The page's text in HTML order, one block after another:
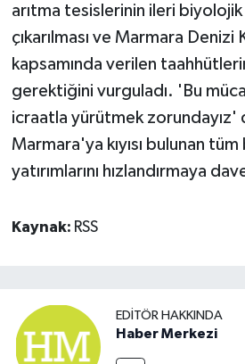
arıtma tesislerinin ileri
çıkarılması ve Marmara Denizi
kapsamında verilen
gerektiğini vurguladı. 'Bu
icraatla yürütmek zorundayız'
Marmara'ya kıyısı bulunan
yatırımlarını hızlandırmaya
Kaynak: RSS
EDITÖR HAKKINDA
Haber Merkezi